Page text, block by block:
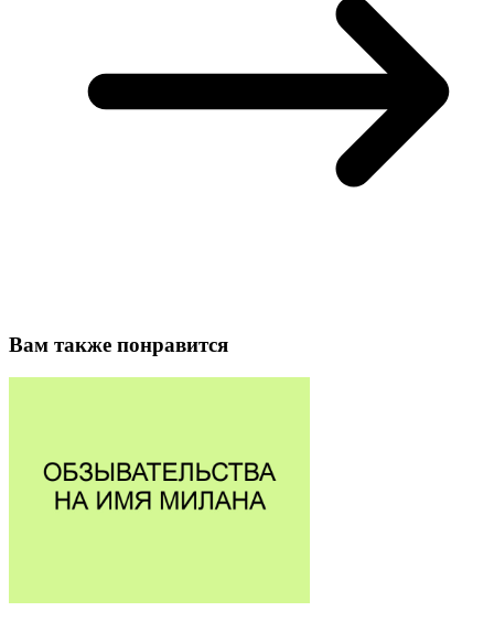
Вам также понравится